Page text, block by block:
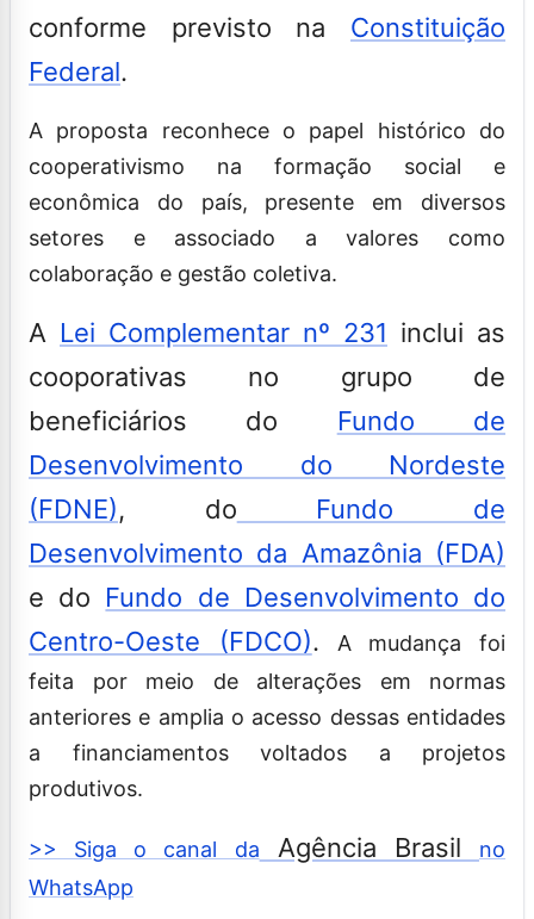
conforme previsto na Constituição
Federal.
A proposta reconhece o papel histórico do
cooperativismo na formação social e
econômica do país, presente em diversos
setores e associado a valores como
colaboração e gestão coletiva.
A Lei Complementar nº 231 inclui as
cooporativas no grupo de
beneficiários do Fundo de
Desenvolvimento do Nordeste
(FDNE), do Fundo de
Desenvolvimento da Amazônia (FDA)
e do Fundo de Desenvolvimento do
Centro-Oeste (FDCO). A mudança foi
feita por meio de alterações em normas
anteriores e amplia o acesso dessas entidades
a financiamentos voltados a projetos
produtivos.
>> Siga o canal da Agência Brasil
no
WhatsApp